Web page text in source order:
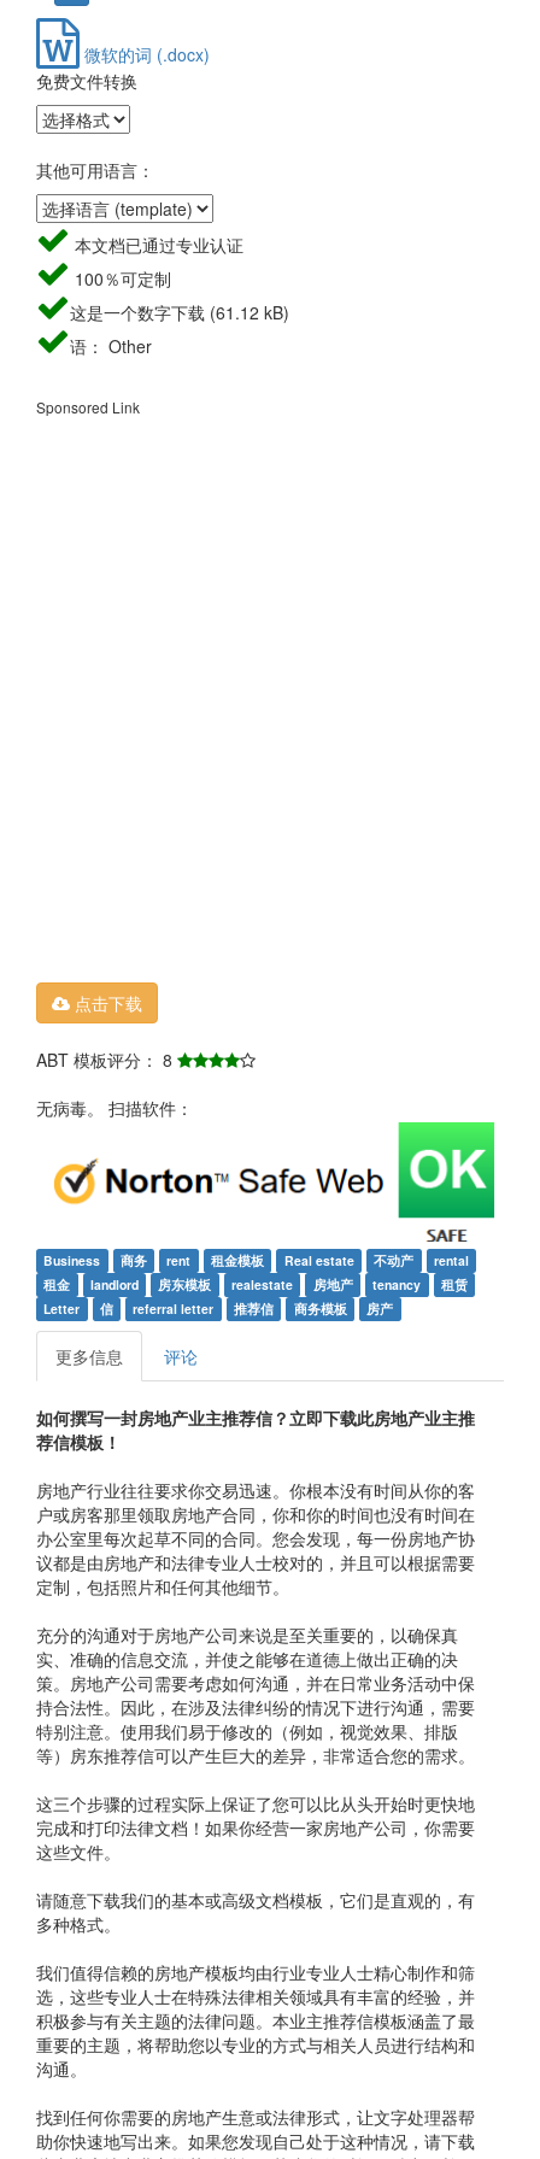
微软的词 (.docx)
免费文件转换
其他可用语言：
本文档已通过专业认证
100％可定制
这是一个数字下载 (61.12 kB)
语： Other
Sponsored Link
点击下载
ABT 模板评分： 8
无病毒。 扫描软件：
Business 商务 rent 租金模板 Real estate 不动产
rental
租金
landlord 房东模板 realestate 房地产 tenancy
租赁
Letter
信 referral letter 推荐信 商务模板 房产
更多信息 评论
如何撰写一封房地产业主推荐信？立即下载此房地产业主推
荐信模板！
房地产行业往往要求你交易迅速。你根本没有时间从你的客
户或房客那里领取房地产合同，你和你的时间也没有时间在
办公室里每次起草不同的合同。您会发现，每一份房地产协
议都是由房地产和法律专业人士校对的，并且可以根据需要
定制，包括照片和任何其他细节。
充分的沟通对于房地产公司来说是至关重要的，以确保真
实、准确的信息交流，并使之能够在道德上做出正确的决
策。房地产公司需要考虑如何沟通，并在日常业务活动中保
持合法性。因此，在涉及法律纠纷的情况下进行沟通，需要
特别注意。使用我们易于修改的（例如，视觉效果、排版
等）房东推荐信可以产生巨大的差异，非常适合您的需求。
这三个步骤的过程实际上保证了您可以比从头开始时更快地
完成和打印法律文档！如果你经营一家房地产公司，你需要
这些文件。
请随意下载我们的基本或高级文档模板，它们是直观的，有
多种格式。
我们值得信赖的房地产模板均由行业专业人士精心制作和筛
选，这些专业人士在特殊法律相关领域具有丰富的经验，并
积极参与有关主题的法律问题。本业主推荐信模板涵盖了最
重要的主题，将帮助您以专业的方式与相关人员进行结构和
沟通。
找到任何你需要的房地产生意或法律形式，让文字处理器帮
助你快速地写出来。如果您发现自己处于这种情况，请下载